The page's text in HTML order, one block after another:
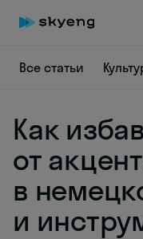
Все статьи
Как
от
в
и
online